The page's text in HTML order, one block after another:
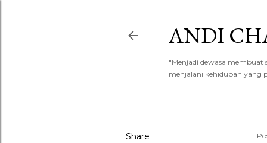
ANDI
"Menjadi dewasa membuat
menjalani kehidupan yang
Share